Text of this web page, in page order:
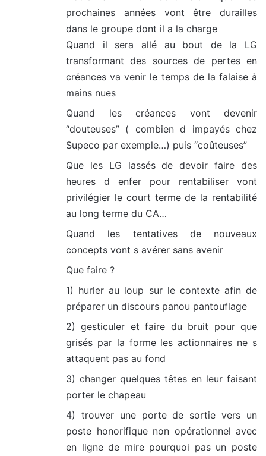
:
prochaines années vont être durailles
dans le groupe dont il a la charge
Quand il sera allé au bout de la LG
transformant des sources de pertes en
créances va venir le temps de la falaise à
mains nues
Quand les créances vont devenir
“douteuses” ( combien d impayés chez
Supeco par exemple…) puis “coûteuses”
Que les LG lassés de devoir faire des
heures d enfer pour rentabiliser vont
privilégier le court terme de la rentabilité
au long terme du CA…
Quand les tentatives de nouveaux
concepts vont s avérer sans avenir
Que faire ?
1) hurler au loup sur le contexte afin de
préparer un discours panou pantouflage
2) gesticuler et faire du bruit pour que
grisés par la forme les actionnaires ne s
attaquent pas au fond
3) changer quelques têtes en leur faisant
porter le chapeau
4) trouver une porte de sortie vers un
poste honorifique non opérationnel avec
en ligne de mire pourquoi pas un poste